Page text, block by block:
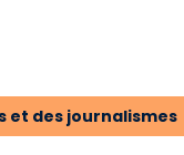
et des journalismes